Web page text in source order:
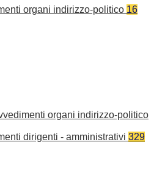
organi indirizzo-politico 16
organi indirizzo-politico
dirigenti - amministrativi 329